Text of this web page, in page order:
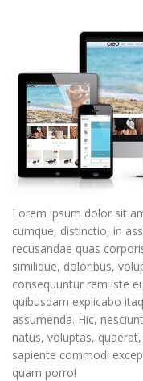
Lorem ipsum dolor sit
cumque, distinctio, in
recusandae quas
similique, doloribus,
consequuntur rem iste
quibusdam explicabo
assumenda. Hic,
natus, voluptas,
sapiente commodi
quam porro!